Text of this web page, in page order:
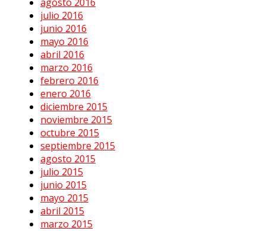
julio 2016
junio 2016
mayo 2016
abril 2016
marzo 2016
febrero 2016
enero 2016
diciembre 2015
noviembre 2015
octubre 2015
septiembre 2015
agosto 2015
julio 2015
junio 2015
mayo 2015
abril 2015
marzo 2015